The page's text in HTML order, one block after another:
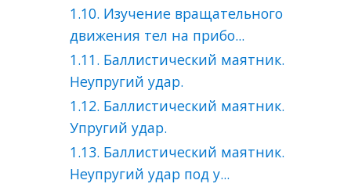
1.10. Изучение вращательного
движения тел на прибо...
1.11. Баллистический маятник.
Неупругий удар.
1.12. Баллистический маятник.
Упругий удар.
1.13. Баллистический маятник.
Неупругий удар под у...